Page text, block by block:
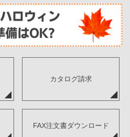
カタログ請求
FAX注文書ダウンロード